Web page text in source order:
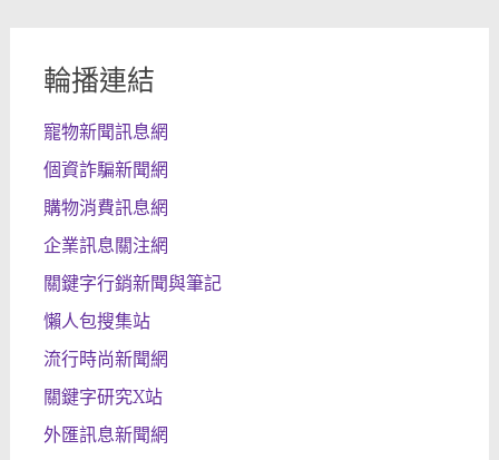
輪播連結
寵物新聞訊息網
個資詐騙新聞網
購物消費訊息網
企業訊息關注網
關鍵字行銷新聞與筆記
懶人包搜集站
流行時尚新聞網
關鍵字研究X站
外匯訊息新聞網